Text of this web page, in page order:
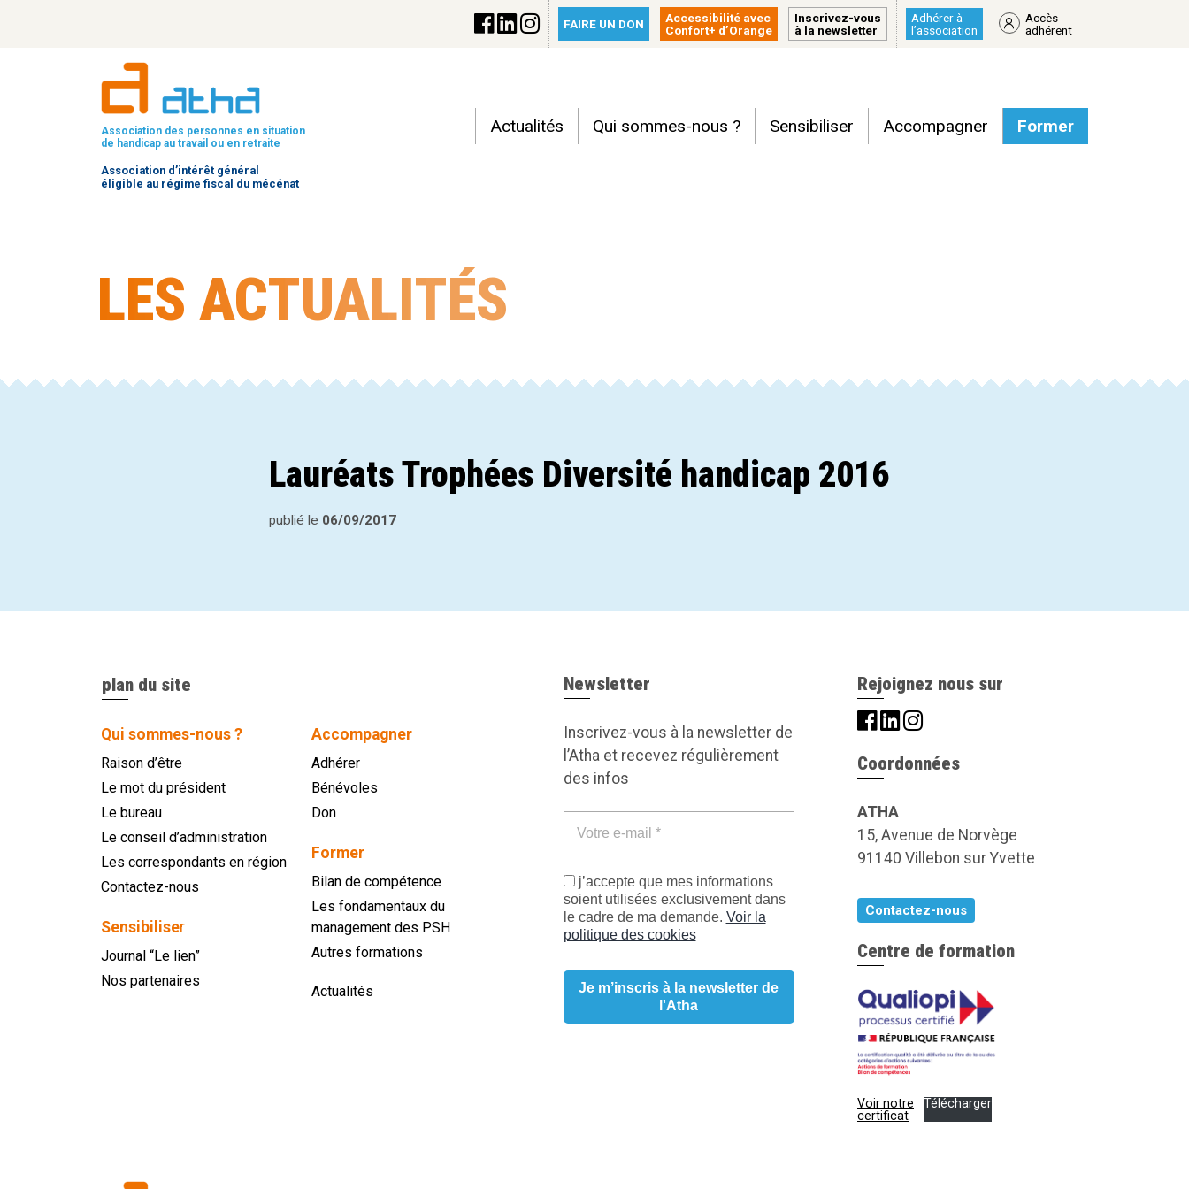
FAIRE UN DON
Accessibilité avec
Confort+ d’Orange
Inscrivez-vous
à la newsletter
Adhérer à
l’association
Accès
adhérent
Association des personnes en situation
de handicap au travail ou en retraite
Association d’intérêt général
éligible au régime fiscal du mécénat
Actualités Qui sommes-nous ? Sensibiliser Accompagner Former
LES ACTUALITÉS
Lauréats Trophées Diversité handicap 2016
publié le 06/09/2017
plan du site
Qui sommes-nous ?
Raison d’être
Le mot du président
Le bureau
Le conseil d’administration
Les correspondants en région
Contactez-nous
Sensibiliser
Journal “Le lien”
Nos partenaires
Accompagner
Adhérer
Bénévoles
Don
Former
Bilan de compétence
Les fondamentaux du
management des PSH
Autres formations
Actualités
Newsletter
Inscrivez-vous à la newsletter de
l’Atha et recevez régulièrement
des infos
j’accepte que mes informations
soient utilisées exclusivement dans
le cadre de ma demande. Voir la
politique des cookies
Rejoignez nous sur
Coordonnées
ATHA
15, Avenue de Norvège
91140 Villebon sur Yvette
Contactez-nous
Centre de formation
Voir notre
certificat
Télécharger